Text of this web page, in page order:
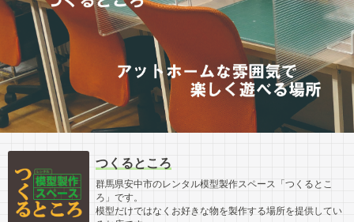
つくるところ
群馬県安中市のレンタル模型製作スペース「つくるとこ
ろ」です。
模型だけではなくお好きな物を製作する場所を提供してい